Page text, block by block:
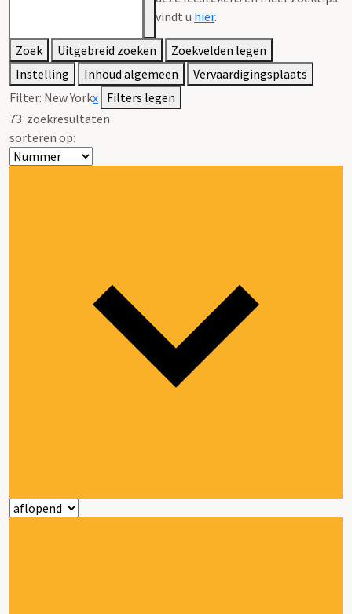
vindt u hier.
Zoek Uitgebreid zoeken
Zoekvelden legen
Instelling
Inhoud algemeen
Vervaardigingsplaats
Filter: New Yorkx Filters legen
73 zoekresultaten
sorteren op: